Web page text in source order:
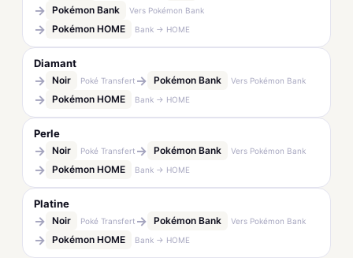
→ Pokémon Bank Vers Pokémon Bank
→ Pokémon HOME Bank → HOME
Diamant
→ Noir Poké Transfert → Pokémon Bank Vers Pokémon Bank
→ Pokémon HOME Bank → HOME
Perle
→ Noir Poké Transfert → Pokémon Bank Vers Pokémon Bank
→ Pokémon HOME Bank → HOME
Platine
→ Noir Poké Transfert → Pokémon Bank Vers Pokémon Bank
→ Pokémon HOME Bank → HOME